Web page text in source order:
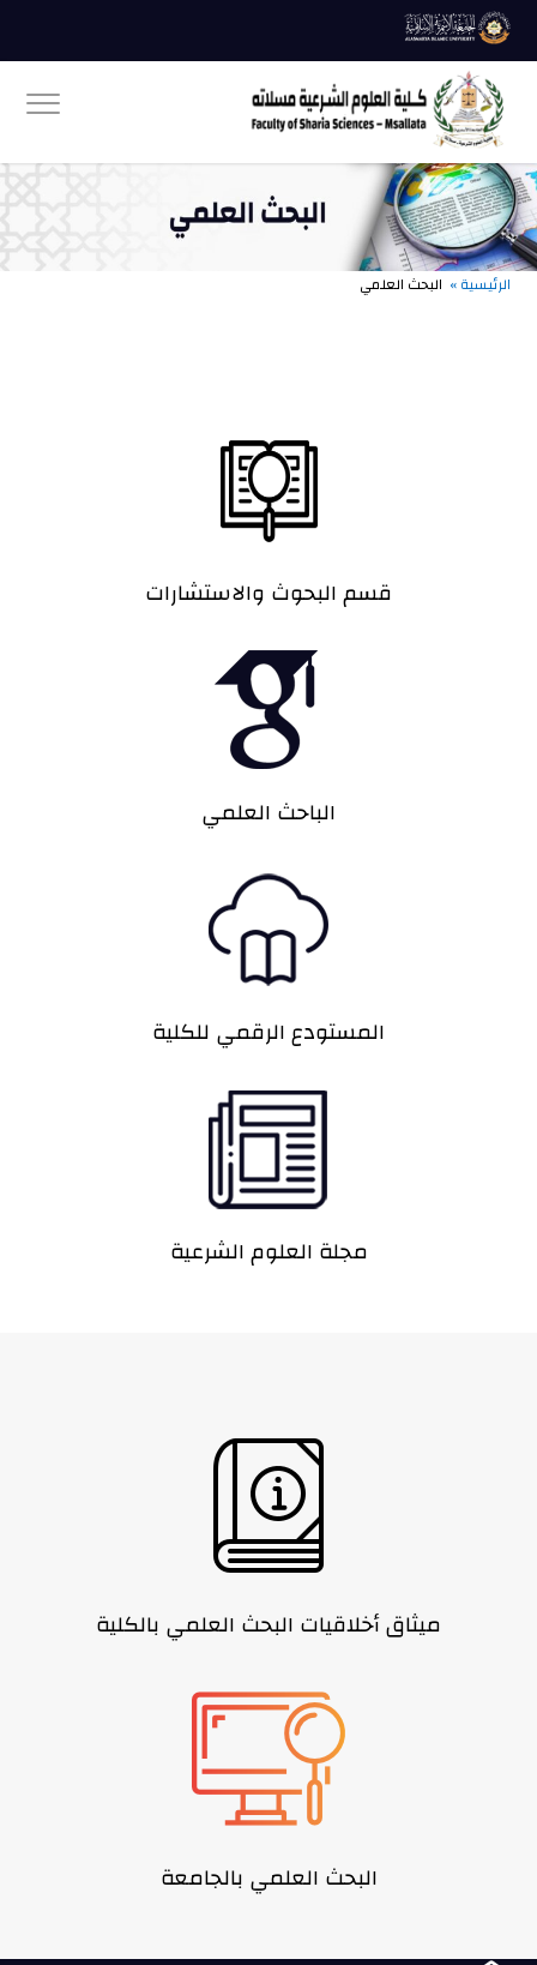
الرئيسية » البحث العلمي
قسم البحوث والاستشارات
الباحث العلمي
المستودع الرقمي للكلية
مجلة العلوم الشرعية
ميثاق أخلاقيات البحث العلمي بالكلية
البحث العلمي بالجامعة